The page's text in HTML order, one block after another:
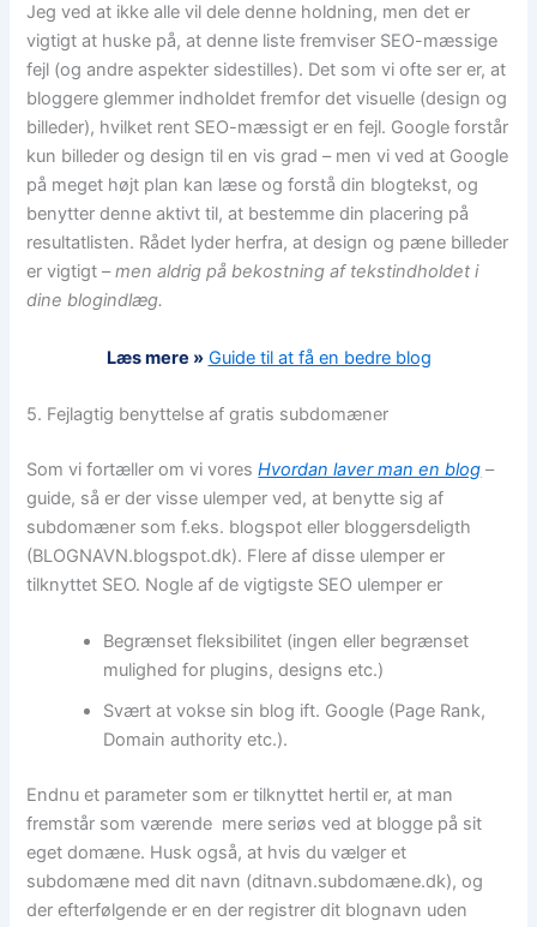
Jeg ved at ikke alle vil dele denne holdning, men det er
vigtigt at huske på, at denne liste fremviser SEO-mæssige
fejl (og andre aspekter sidestilles). Det som vi ofte ser er, at
bloggere glemmer indholdet fremfor det visuelle (design og
billeder), hvilket rent SEO-mæssigt er en fejl. Google forstår
kun billeder og design til en vis grad – men vi ved at Google
på meget højt plan kan læse og forstå din blogtekst, og
benytter denne aktivt til, at bestemme din placering på
resultatlisten. Rådet lyder herfra, at design og pæne billeder
er vigtigt –men aldrig på bekostning af tekstindholdet i
dine blogindlæg.
Læs mere » Guide til at få en bedre blog
5. Fejlagtig benyttelse af gratis subdomæner
Som vi fortæller om vi voresHvordan laver man en blog –
guide, så er der visse ulemper ved, at benytte sig af
subdomæner som f.eks. blogspot eller bloggersdeligth
(BLOGNAVN.blogspot.dk). Flere af disse ulemper er
tilknyttet SEO. Nogle af de vigtigste SEO ulemper er
Begrænset fleksibilitet (ingen eller begrænset
mulighed for plugins, designs etc.)
Svært at vokse sin blog ift. Google (Page Rank,
Domain authority etc.).
Endnu et parameter som er tilknyttet hertil er, at man
fremstår som værende mere seriøs ved at blogge på sit
eget domæne. Husk også, at hvis du vælger et
subdomæne med dit navn (ditnavn.subdomæne.dk), og
der efterfølgende er en der registrer dit blognavn uden